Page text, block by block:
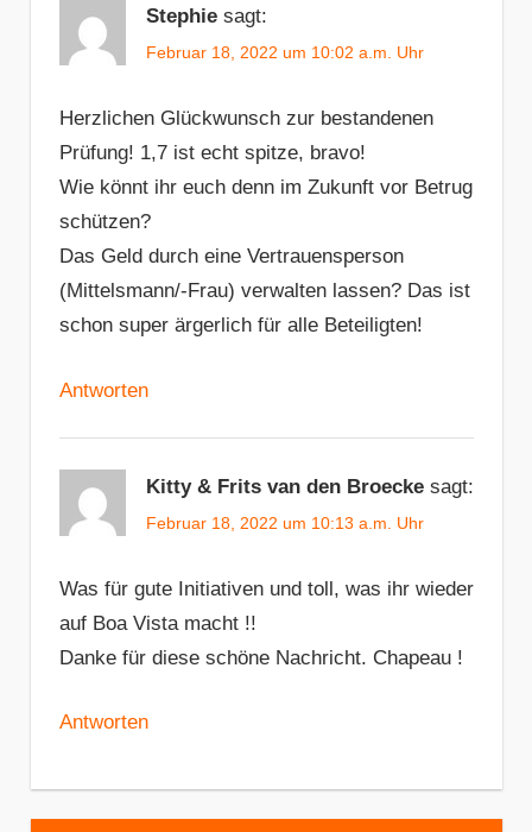
Stephie sagt:
Februar 18, 2022 um 10:02 a.m. Uhr
Herzlichen Glückwunsch zur bestandenen
Prüfung! 1,7 ist echt spitze, bravo!
Wie könnt ihr euch denn im Zukunft vor Betrug
schützen?
Das Geld durch eine Vertrauensperson
(Mittelsmann/-Frau) verwalten lassen? Das ist
schon super ärgerlich für alle Beteiligten!
Antworten
Kitty & Frits van den Broecke sagt:
Februar 18, 2022 um 10:13 a.m. Uhr
Was für gute Initiativen und toll, was ihr wieder
auf Boa Vista macht !!
Danke für diese schöne Nachricht. Chapeau !
Antworten